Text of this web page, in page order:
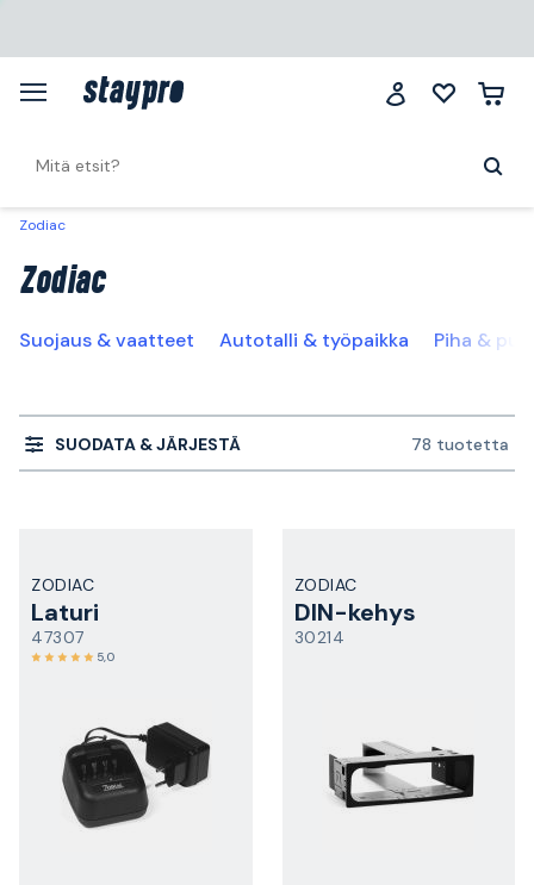
Zodiac
Zodiac
Suojaus & vaatteet Autotalli & työpaikka Piha &
SUODATA & JÄRJESTÄ 78 tuotetta
ZODIAC
Laturi
47307
5,0
ZODIAC
DIN-kehys
30214